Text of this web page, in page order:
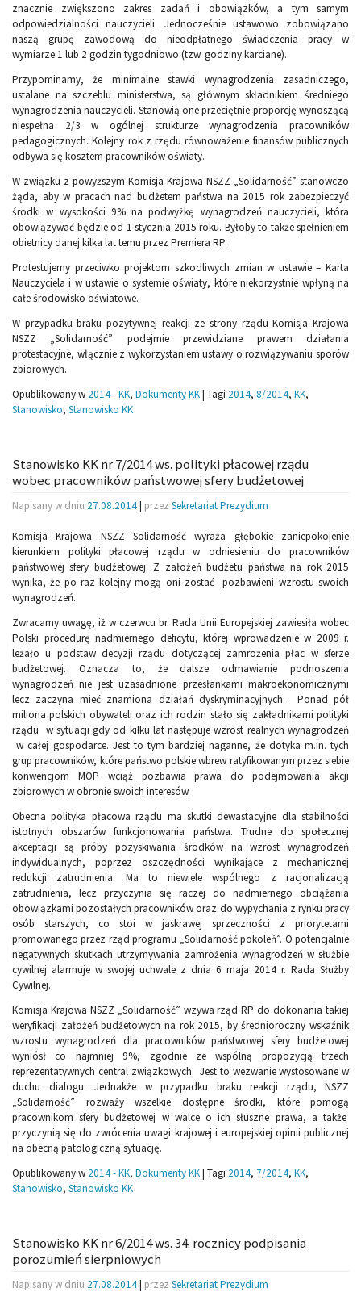
znacznie zwiększono zakres zadań i obowiązków, a tym samym
odpowiedzialności nauczycieli. Jednocześnie ustawowo zobowiązano
naszą grupę zawodową do nieodpłatnego świadczenia pracy w
wymiarze 1 lub 2 godzin tygodniowo (tzw. godziny karciane).
Przypominamy, że minimalne stawki wynagrodzenia zasadniczego,
ustalane na szczeblu ministerstwa, są głównym składnikiem średniego
wynagrodzenia nauczycieli. Stanowią one przeciętnie proporcję wynoszącą
niespełna 2/3 w ogólnej strukturze wynagrodzenia pracowników
pedagogicznych. Kolejny rok z rzędu równoważenie finansów publicznych
odbywa się kosztem pracowników oświaty.
W związku z powyższym Komisja Krajowa NSZZ „Solidarność” stanowczo
żąda, aby w pracach nad budżetem państwa na 2015 rok zabezpieczyć
środki w wysokości 9% na podwyżkę wynagrodzeń nauczycieli, która
obowiązywać będzie od 1 stycznia 2015 roku. Byłoby to także spełnieniem
obietnicy danej kilka lat temu przez Premiera RP.
Protestujemy przeciwko projektom szkodliwych zmian w ustawie – Karta
Nauczyciela i w ustawie o systemie oświaty, które niekorzystnie wpłyną na
całe środowisko oświatowe.
W przypadku braku pozytywnej reakcji ze strony rządu Komisja Krajowa
NSZZ „Solidarność” podejmie przewidziane prawem działania
protestacyjne, włącznie z wykorzystaniem ustawy o rozwiązywaniu sporów
zbiorowych.
Opublikowany w 2014 - KK, Dokumenty KK| Tagi 2014, 8/2014, KK,
Stanowisko, Stanowisko KK
Stanowisko KK nr 7/2014 ws. polityki płacowej rządu
wobec pracowników państwowej sfery budżetowej
Napisany w dniu 27.08.2014| przez Sekretariat Prezydium
Komisja Krajowa NSZZ Solidarność wyraża głębokie zaniepokojenie
kierunkiem polityki płacowej rządu w odniesieniu do pracowników
państwowej sfery budżetowej. Z założeń budżetu państwa na rok 2015
wynika, że po raz kolejny mogą oni zostać pozbawieni wzrostu swoich
wynagrodzeń.
Zwracamy uwagę, iż w czerwcu br. Rada Unii Europejskiej zawiesiła wobec
Polski procedurę nadmiernego deficytu, której wprowadzenie w 2009 r.
leżało u podstaw decyzji rządu dotyczącej zamrożenia płac w sferze
budżetowej. Oznacza to, że dalsze odmawianie podnoszenia
wynagrodzeń nie jest uzasadnione przesłankami makroekonomicznymi
lecz zaczyna mieć znamiona działań dyskryminacyjnych. Ponad pół
miliona polskich obywateli oraz ich rodzin stało się zakładnikami polityki
rządu w sytuacji gdy od kilku lat następuje wzrost realnych wynagrodzeń
w całej gospodarce. Jest to tym bardziej naganne, że dotyka m.in. tych
grup pracowników, które państwo polskie wbrew ratyfikowanym przez siebie
konwencjom MOP wciąż pozbawia prawa do podejmowania akcji
zbiorowych w obronie swoich interesów.
Obecna polityka płacowa rządu ma skutki dewastacyjne dla stabilności
istotnych obszarów funkcjonowania państwa. Trudne do społecznej
akceptacji są próby pozyskiwania środków na wzrost wynagrodzeń
indywidualnych, poprzez oszczędności wynikające z mechanicznej
redukcji zatrudnienia. Ma to niewiele wspólnego z racjonalizacją
zatrudnienia, lecz przyczynia się raczej do nadmiernego obciążania
obowiązkami pozostałych pracowników oraz do wypychania z rynku pracy
osób starszych, co stoi w jaskrawej sprzeczności z priorytetami
promowanego przez rząd programu „Solidarność pokoleń”. O potencjalnie
negatywnych skutkach utrzymywania zamrożenia wynagrodzeń w służbie
cywilnej alarmuje w swojej uchwale z dnia 6 maja 2014 r. Rada Służby
Cywilnej.
Komisja Krajowa NSZZ „Solidarność” wzywa rząd RP do dokonania takiej
weryfikacji założeń budżetowych na rok 2015, by średnioroczny wskaźnik
wzrostu wynagrodzeń dla pracowników państwowej sfery budżetowej
wyniósł co najmniej 9%, zgodnie ze wspólną propozycją trzech
reprezentatywnych central związkowych. Jest to wezwanie wystosowane w
duchu dialogu. Jednakże w przypadku braku reakcji rządu, NSZZ
„Solidarność” rozważy wszelkie dostępne środki, które pomogą
pracownikom sfery budżetowej w walce o ich słuszne prawa, a także
przyczynią się do zwrócenia uwagi krajowej i europejskiej opinii publicznej
na obecną patologiczną sytuację.
Opublikowany w 2014 - KK, Dokumenty KK Tagi 2014, 7/2014, KK,
Stanowisko, Stanowisko KK
Stanowisko KK nr 6/2014 ws. 34. rocznicy podpisania
porozumień sierpniowych
Napisany w dniu 27.08.2014| przez Sekretariat Prezydium